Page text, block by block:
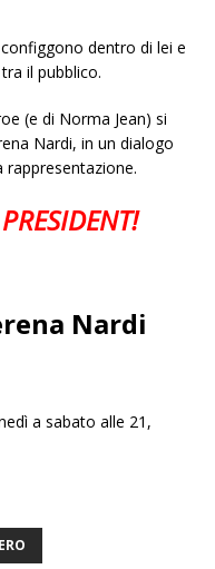
dentro di lei e
il pubblico.
(e di Norma Jean) si
Nardi, in un dialogo
rappresentazione.
Nardi
a sabato alle 21,